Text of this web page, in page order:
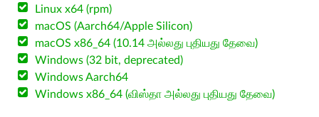
Linux x64 (rpm)
macOS (Aarch64/Apple Silicon)
macOS x86_64 (10.14 அல்லது புதியது தேவை)
Windows (32 bit, deprecated)
Windows Aarch64
Windows x86_64 (விஸ்தா அல்லது புதியது தேவை)